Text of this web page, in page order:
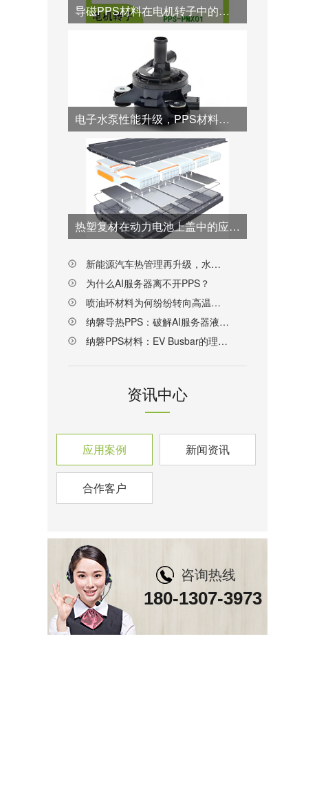
导磁PPS材料在电机转子中的优势应用
电子水泵性能升级，PPS材料从“转子”到“壳体”全面接棒
热塑复材在动力电池上盖中的应用突破与工艺创新
新能源汽车热管理再升级，水阀阀芯材料为何纷纷转向PPS？
为什么AI服务器离不开PPS？
喷油环材料为何纷纷转向高温尼龙PPA？
纳磐导热PPS：破解AI服务器液冷散热材料难题的新方案
纳磐PPS材料：EV Busbar的理想解决方案
资讯中心
应用案例 新闻资讯
合作客户
咨询热线
180-1307-3973